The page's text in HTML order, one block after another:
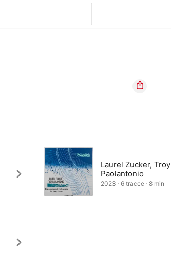
Laurel Zucker, Troy
Paolantonio
2023 · 6 tracce · 8 min